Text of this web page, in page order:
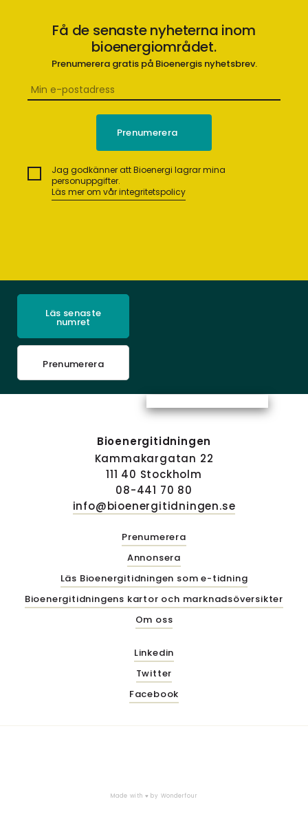
Få de senaste nyheterna inom
bioenergiområdet.
Prenumerera gratis på Bioenergis nyhetsbrev.
Jag godkänner att Bioenergi lagrar mina
personuppgifter.
Läs mer om vår integritetspolicy
Läs senaste
numret
Prenumerera
Bioenergitidningen
Kammakargatan 22
111 40 Stockholm
08-441 70 80
info@bioenergitidningen.se
Prenumerera
Annonsera
Läs Bioenergitidningen som e-tidning
Bioenergitidningens kartor och marknadsöversikter
Om oss
Linkedin
Twitter
Facebook
Made with ♥ by Wonderfour